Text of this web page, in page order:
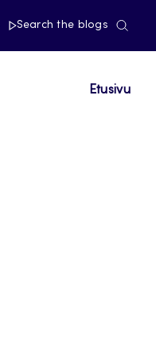
Search the blogs
Etusivu